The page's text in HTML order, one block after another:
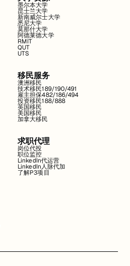
墨尔本大学
昆士兰大学
新南威尔士大学
悉尼大学
莫那什大学
阿德莱德大学
RMIT
QUT
UTS
移民服务
澳洲移民
技术移民189/190/491
雇主担保482/186/494
投资移民188/888
英国移民
美国移民
加拿大移民
求职代理
岗位代投
职位监控
LinkedIn代运营
LinkedIn人脉代加
了解P3项目